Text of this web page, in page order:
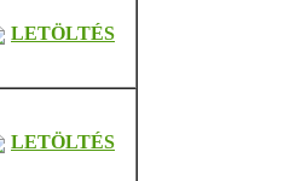
LETÖLTÉS
LETÖLTÉS